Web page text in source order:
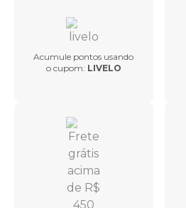
Acumule pontos usando
o cupom: LIVELO